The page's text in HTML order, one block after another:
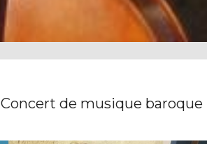
Concert de musique baroque